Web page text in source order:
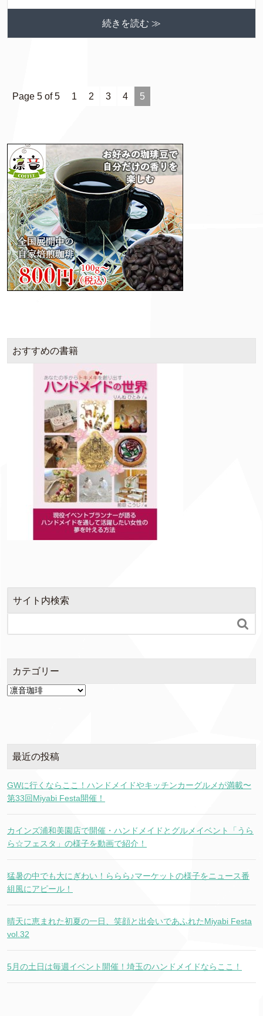
続きを読む ≫
Page 5 of 5 1 2 3 4 5
おすすめの書籍
サイト内検索

カテゴリー
カ
最近の投稿
GWに行くならここ！ハンドメイドやキッチンカーグルメが満載〜
第33回Miyabi Festa開催！
カインズ浦和美園店で開催・ハンドメイドとグルメイベント「うら
ら☆フェスタ」の様子を動画で紹介！
猛暑の中でも大にぎわい！ららら♪マーケットの様子をニュース番
組風にアピール！
晴天に恵まれた初夏の一日、笑顔と出会いであふれたMiyabi Festa
vol.32
5月の土日は毎週イベント開催！埼玉のハンドメイドならここ！